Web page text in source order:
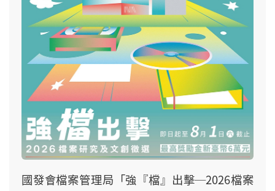
國發會檔案管理局「強『檔』出擊─2026檔案